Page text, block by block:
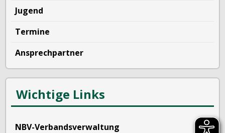
Jugend
Termine
Ansprechpartner
Wichtige Links
NBV-Verbandsverwaltung